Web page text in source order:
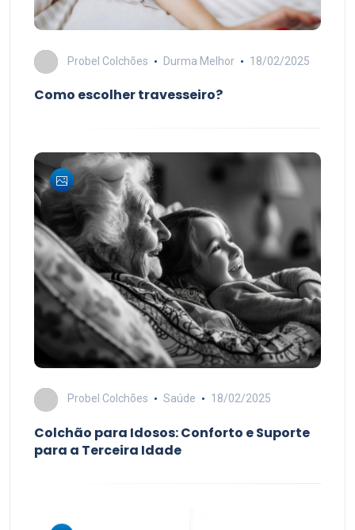
Probel Colchões Durma Melhor 18/02/2025
Como escolher travesseiro?
Probel Colchões Saúde 18/02/2025
Colchão para Idosos: Conforto e Suporte
para a Terceira Idade